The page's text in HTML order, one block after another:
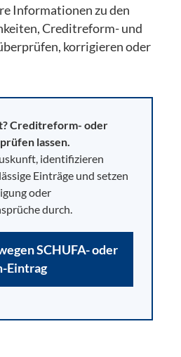
Informationen zu den
Creditreform- und
korrigieren oder
Creditreform- oder
lassen.
identifizieren
Einträge und setzen
oder
durch.
SCHUFA- oder
Eintrag